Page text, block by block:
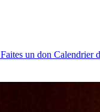
Faites un don Calendrier